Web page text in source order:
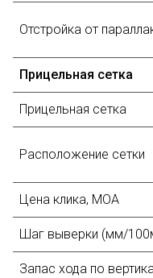
Отстройка от
Прицельная сетка
Прицельная сетка
Расположение сетки
Цена клика, МОА
Шаг выверки (мм/
Запас хода по